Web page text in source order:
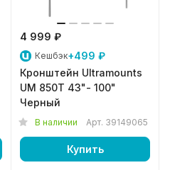
4 999 ₽
Кешбэк+499 ₽
Кронштейн Ultramounts
UM 850T 43"- 100"
Черный
В наличии Арт. 39149065
Купить